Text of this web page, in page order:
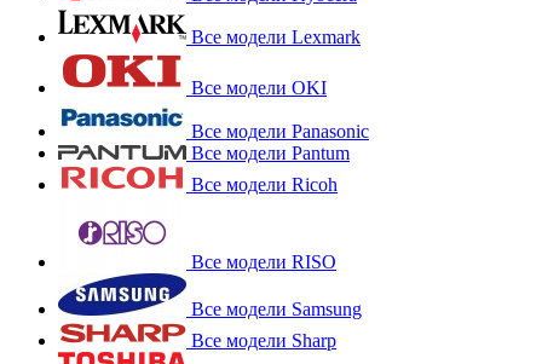
Все модели Lexmark
Все модели OKI
Все модели Panasonic
Все модели Pantum
Все модели Ricoh
Все модели RISO
Все модели Samsung
Все модели Sharp